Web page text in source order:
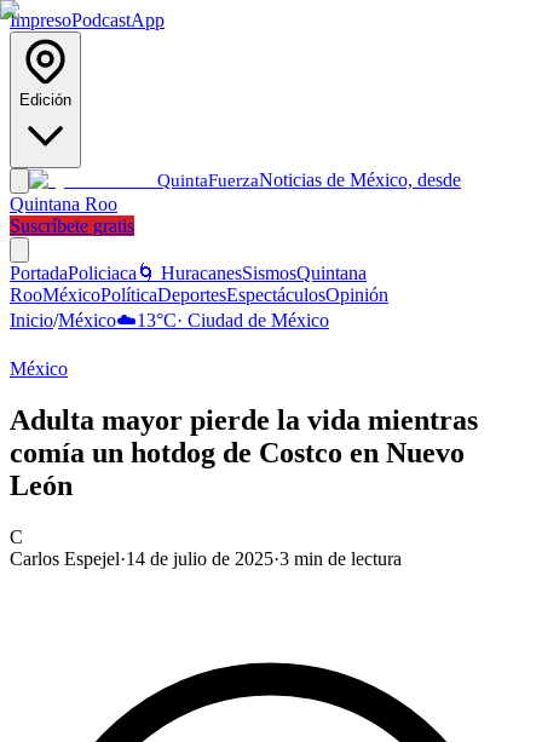
ImpresoPodcastApp
Edición
QuintaFuerzaNoticias de México, desde
Quintana Roo
Suscríbete gratis
PortadaPoliciaca 🌀 HuracanesSismosQuintana
RooMéxicoPolíticaDeportesEspectáculosOpinión
Inicio/México☁️13°C· Ciudad de México
México
Adulta mayor pierde la vida mientras
comía un hotdog de Costco en Nuevo
León
C
Carlos Espejel·14 de julio de 2025·3 min de lectura